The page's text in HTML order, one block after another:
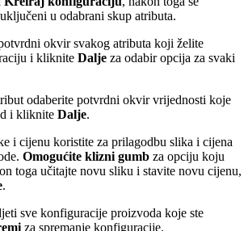
u odabrani skup atributa.
okvir svakog atributa koji želite
i kliknite Dalje za odabir opcija za svaki
odaberite potvrdni okvir vrijednosti koje
i kliknite Dalje.
i cijenu koristite za prilagodbu slika i cijena
Omogućite klizni gumb za opciju koju
toga učitajte novu sliku i stavite novu cijenu,
.
sve konfiguracije proizvoda koje ste
za spremanje konfiguracije.